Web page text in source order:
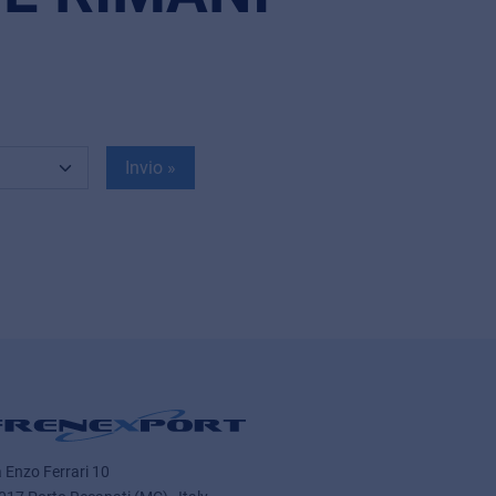
Invio »
Enzo Ferrari 10